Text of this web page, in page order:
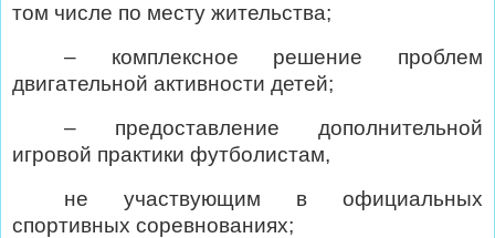
том числе по месту жительства;
– комплексное решение проблем
двигательной активности детей;
– предоставление дополнительной
игровой практики футболистам,
не участвующим в официальных
спортивных соревнованиях;